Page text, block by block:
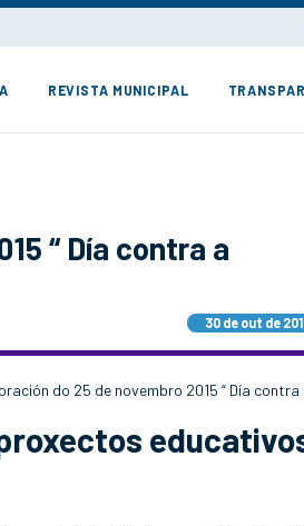
REVISTA MUNICIPAL
“ Día contra a
30 de out de
do 25 de novembro 2015 “ Día contra